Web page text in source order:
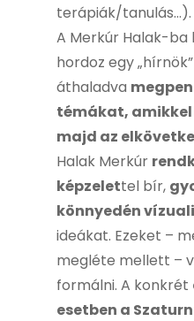
terápiák/tanulás…).
A Merkúr Halak-ba
hordoz egy
áthaladva
témákat,
majd az
Halak Merkúr
képzelettel bír,
könnyedén
ideákat. Ezeket –
megléte mellett –
formálni. A konkrét
esetben a